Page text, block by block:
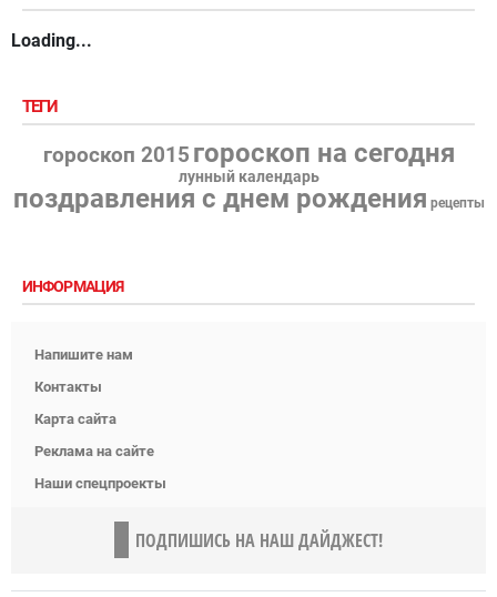
Loading...
ТЕГИ
гороскоп 2015 гороскоп на сегодня
лунный календарь
поздравления с днем рождения рецепты
ИНФОРМАЦИЯ
Напишите нам
Контакты
Карта сайта
Реклама на сайте
Наши спецпроекты
ПОДПИШИСЬ НА НАШ ДАЙДЖЕСТ!